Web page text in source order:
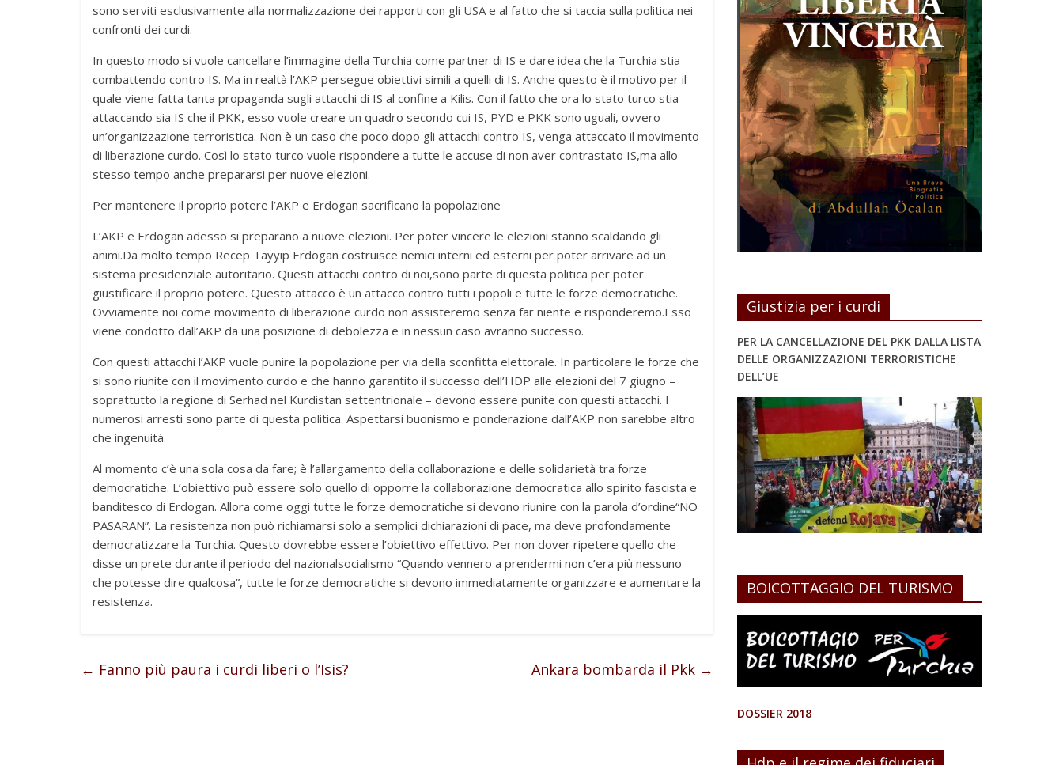
sono serviti esclusivamente alla normalizzazione dei rapporti con gli USA e al fatto che si taccia sulla politica nei
confronti dei curdi.
In questo modo si vuole cancellare l’immagine della Turchia come partner di IS e dare idea che la Turchia stia
combattendo contro IS. Ma in realtà l’AKP persegue obiettivi simili a quelli di IS. Anche questo è il motivo per il
quale viene fatta tanta propaganda sugli attacchi di IS al confine a Kilis. Con il fatto che ora lo stato turco stia
attaccando sia IS che il PKK, esso vuole creare un quadro secondo cui IS, PYD e PKK sono uguali, ovvero
un’organizzazione terroristica. Non è un caso che poco dopo gli attacchi contro IS, venga attaccato il movimento
di liberazione curdo. Così lo stato turco vuole rispondere a tutte le accuse di non aver contrastato IS,ma allo
stesso tempo anche prepararsi per nuove elezioni.
Per mantenere il proprio potere l’AKP e Erdogan sacrificano la popolazione
L’AKP e Erdogan adesso si preparano a nuove elezioni. Per poter vincere le elezioni stanno scaldando gli
animi.Da molto tempo Recep Tayyip Erdogan costruisce nemici interni ed esterni per poter arrivare ad un
sistema presidenziale autoritario. Questi attacchi contro di noi,sono parte di questa politica per poter
giustificare il proprio potere. Questo attacco è un attacco contro tutti i popoli e tutte le forze democratiche.
Ovviamente noi come movimento di liberazione curdo non assisteremo senza far niente e risponderemo.Esso
viene condotto dall’AKP da una posizione di debolezza e in nessun caso avranno successo.
Con questi attacchi l’AKP vuole punire la popolazione per via della sconfitta elettorale. In particolare le forze che
si sono riunite con il movimento curdo e che hanno garantito il successo dell’HDP alle elezioni del 7 giugno –
soprattutto la regione di Serhad nel Kurdistan settentrionale – devono essere punite con questi attacchi. I
numerosi arresti sono parte di questa politica. Aspettarsi buonismo e ponderazione dall’AKP non sarebbe altro
che ingenuità.
Al momento c’è una sola cosa da fare; è l’allargamento della collaborazione e delle solidarietà tra forze
democratiche. L’obiettivo può essere solo quello di opporre la collaborazione democratica allo spirito fascista e
banditesco di Erdogan. Allora come oggi tutte le forze democratiche si devono riunire con la parola d’ordine“NO
PASARAN”. La resistenza non può richiamarsi solo a semplici dichiarazioni di pace, ma deve profondamente
democratizzare la Turchia. Questo dovrebbe essere l’obiettivo effettivo. Per non dover ripetere quello che
disse un prete durante il periodo del nazionalsocialismo “Quando vennero a prendermi non c’era più nessuno
che potesse dire qualcosa”, tutte le forze democratiche si devono immediatamente organizzare e aumentare la
resistenza.
← Fanno più paura i curdi liberi o l’Isis? Ankara bombarda il Pkk →
Giustizia per i curdi
PER LA CANCELLAZIONE DEL PKK DALLA LISTA
DELLE ORGANIZZAZIONI TERRORISTICHE
DELL’UE
BOICOTTAGGIO DEL TURISMO
DOSSIER 2018